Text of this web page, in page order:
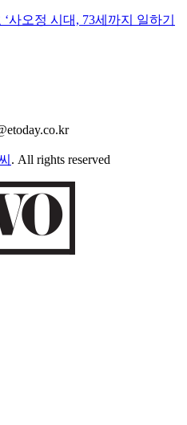
사오정 시대, 73세까지 일하기
. All rights reserved